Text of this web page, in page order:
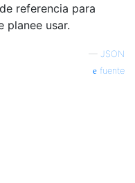
referencia para
planee usar.
— JSON
fuente